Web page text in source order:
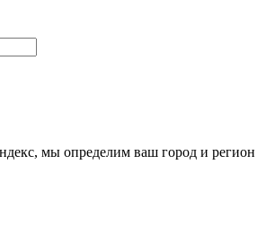
мы определим ваш город и регион